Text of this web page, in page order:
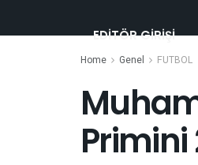
EDITÖR GIRIŞI
Home Genel FUTBOL
Primini